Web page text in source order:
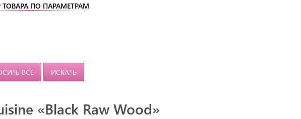
ПО ПАРАМЕТРАМ
ВСЕ ИСКАТЬ
«Black Raw Wood»